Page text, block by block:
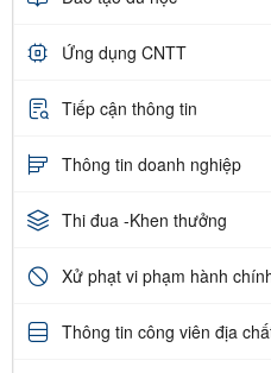
Ứng dụng CNTT
Tiếp cận thông tin
Thông tin doanh nghiệp
Thi đua -Khen thưởng
Xử phạt vi phạm hành
Thông tin công viên địa